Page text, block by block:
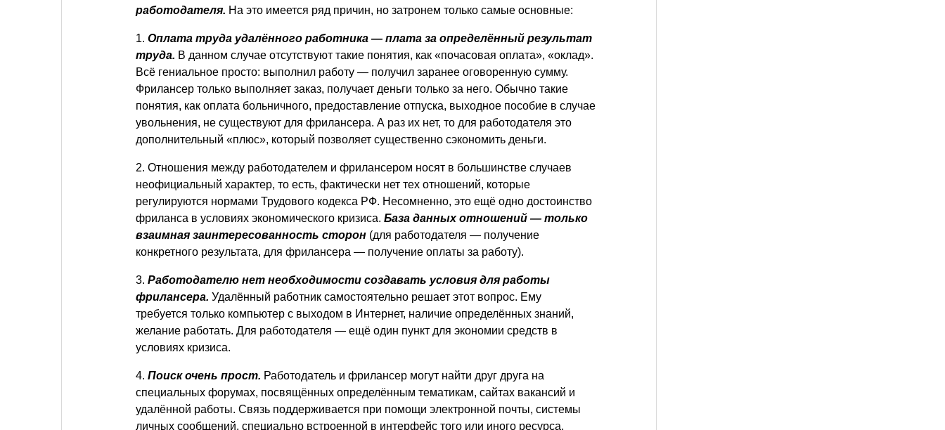
работодателя. На это имеется ряд причин, но затронем только самые основные:
1. Оплата труда удалённого работника — плата за определённый результат
труда. В данном случае отсутствуют такие понятия, как «почасовая оплата», «оклад».
Всё гениальное просто: выполнил работу — получил заранее оговоренную сумму.
Фрилансер только выполняет заказ, получает деньги только за него. Обычно такие
понятия, как оплата больничного, предоставление отпуска, выходное пособие в случае
увольнения, не существуют для фрилансера. А раз их нет, то для работодателя это
дополнительный «плюс», который позволяет существенно сэкономить деньги.
2. Отношения между работодателем и фрилансером носят в большинстве случаев
неофициальный характер, то есть, фактически нет тех отношений, которые
регулируются нормами Трудового кодекса РФ. Несомненно, это ещё одно достоинство
фриланса в условиях экономического кризиса. База данных отношений — только
взаимная заинтересованность сторон (для работодателя — получение
конкретного результата, для фрилансера — получение оплаты за работу).
3. Работодателю нет необходимости создавать условия для работы
фрилансера. Удалённый работник самостоятельно решает этот вопрос. Ему
требуется только компьютер с выходом в Интернет, наличие определённых знаний,
желание работать. Для работодателя — ещё один пункт для экономии средств в
условиях кризиса.
4. Поиск очень прост. Работодатель и фрилансер могут найти друг друга на
специальных форумах, посвящённых определённым тематикам, сайтах вакансий и
удалённой работы. Связь поддерживается при помощи электронной почты, системы
личных сообщений, специально встроенной в интерфейс того или иного ресурса,